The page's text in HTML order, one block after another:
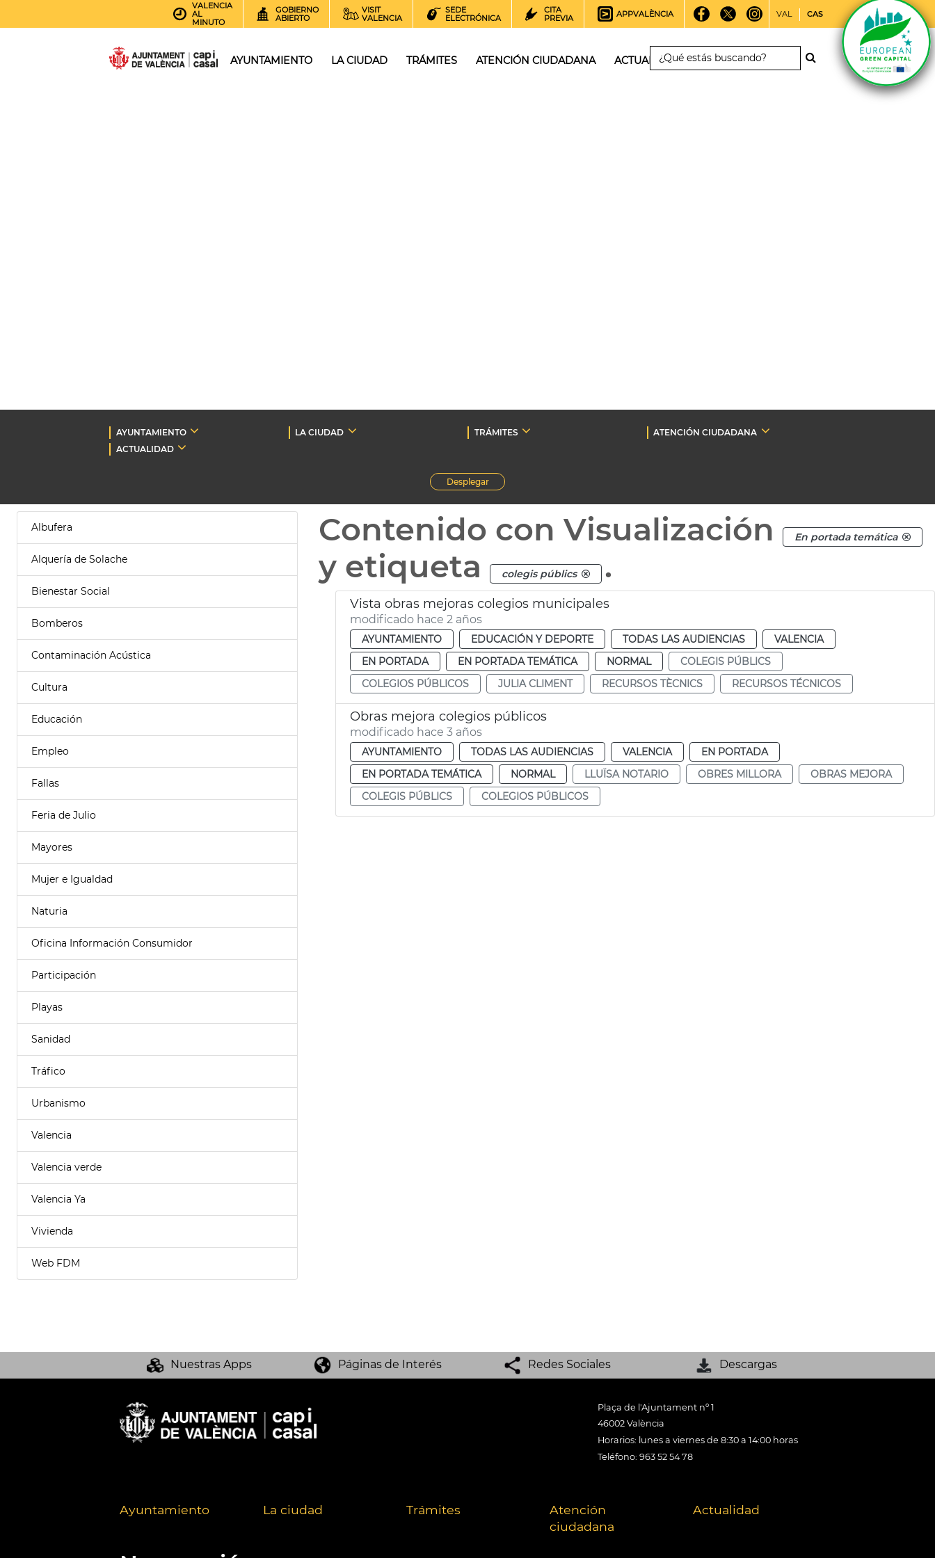
VALENCIA
AL
MINUTO
GOBIERNO
ABIERTO
VISIT
VALENCIA
SEDE
ELECTRÓNICA
CITA
PREVIA
APPVALÈNCIA VAL CAS
AYUNTAMIENTO LA CIUDAD TRÁMITES ATENCIÓN CIUDADANA ACTUALIDAD
AYUNTAMIENTO LA CIUDAD TRÁMITES
ATENCIÓN CIUDADANA
ACTUALIDAD
Desplegar
Albufera
Alquería de Solache
Bienestar Social
Bomberos
Contaminación Acústica
Cultura
Educación
Empleo
Fallas
Feria de Julio
Mayores
Mujer e Igualdad
Naturia
Oficina Información Consumidor
Participación
Playas
Sanidad
Tráfico
Urbanismo
Valencia
Valencia verde
Valencia Ya
Vivienda
Web FDM
Contenido con Visualización En portada temática
y etiqueta colegis públics .
Vista obras mejoras colegios municipales
modificado hace 2 años
AYUNTAMIENTO EDUCACIÓN Y DEPORTE TODAS LAS AUDIENCIAS
VALENCIA
EN PORTADA
EN PORTADA TEMÁTICA NORMAL
COLEGIS PÚBLICS
COLEGIOS PÚBLICOS
JULIA CLIMENT RECURSOS TÈCNICS RECURSOS TÉCNICOS
Obras mejora colegios públicos
modificado hace 3 años
AYUNTAMIENTO TODAS LAS AUDIENCIAS VALENCIA
EN PORTADA
EN PORTADA TEMÁTICA
NORMAL LLUÏSA NOTARIO OBRES MILLORA
OBRAS MEJORA
COLEGIS PÚBLICS
COLEGIOS PÚBLICOS
Nuestras Apps Páginas de Interés Redes Sociales Descargas
Plaça de l'Ajuntament nº 1
46002 València
Horarios: lunes a viernes de 8:30 a 14:00 horas
Teléfono: 963 52 54 78
Ayuntamiento La ciudad Trámites
Atención
ciudadana
Actualidad